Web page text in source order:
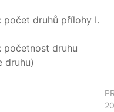
počet druhů přílohy I.
početnost druhu
druhu)